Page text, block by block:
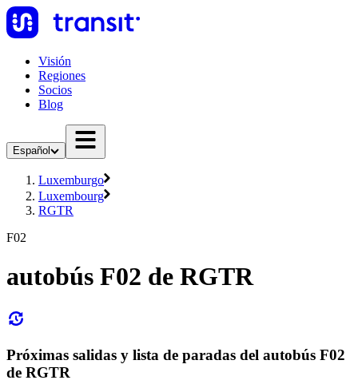
Visión
Regiones
Socios
Blog
Español
Luxemburgo
Luxembourg
RGTR
F02
autobús F02 de RGTR
Próximas salidas y lista de paradas del autobús F02
de RGTR